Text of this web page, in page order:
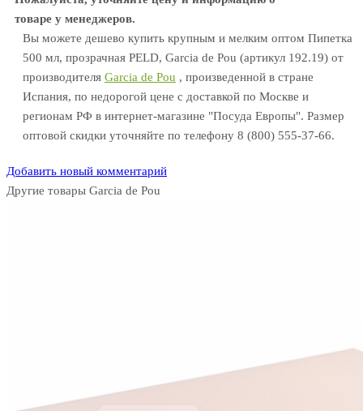
товаре у менеджеров.
Вы можете дешево купить крупным и мелким оптом Пипетка
500 мл, прозрачная PELD, Garcia de Pou (артикул 192.19) от
производителя Garcia de Pou , произведенной в стране
Испания, по недорогой цене с доставкой по Москве и
регионам РФ в интернет-магазине "Посуда Европы". Размер
оптовой скидки уточняйте по телефону 8 (800) 555-37-66.
Добавить новый комментарий
Другие товары Garcia de Pou